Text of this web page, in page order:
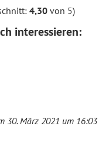
4,30 von 5)
interessieren:
30. März 2021 um 16:03